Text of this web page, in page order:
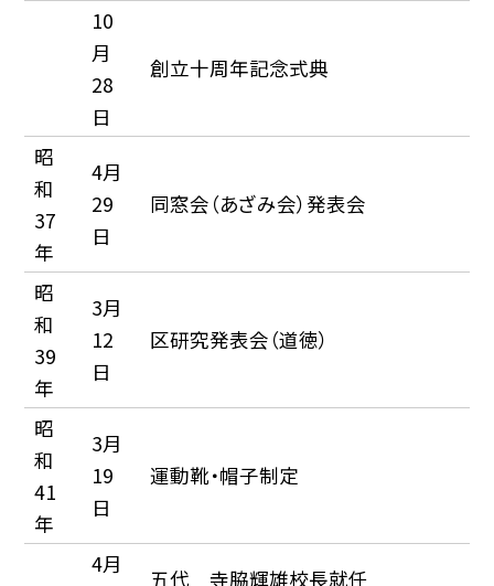
10
月
28
日
創立十周年記念式典
昭
和
37
年
4月
29
日
同窓会（あざみ会）発表会
昭
和
39
年
3月
12
日
区研究発表会（道徳）
昭
和
41
年
3月
19
日
運動靴・帽子制定
4月
五代 寺脇輝雄校長就任